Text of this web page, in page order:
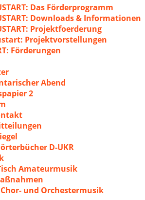
Das Förderprogramm
Downloads & Informationen
Projektfoerderung
Projektvorstellungen
Förderungen
Abend
2
D-UKR
Amateurmusik
Chor- und Orchestermusik